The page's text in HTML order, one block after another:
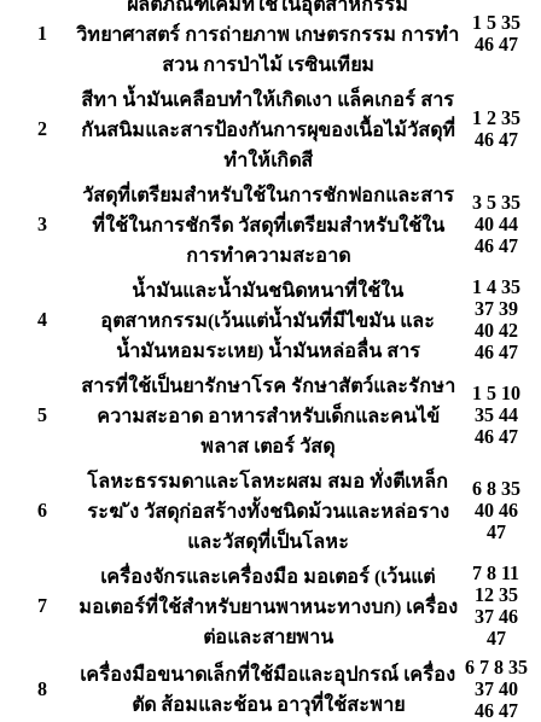
1
วิทยาศาสตร์ การถ่ายภาพ เกษตรกรรม การทำ
สวน การป่าไม้ เรซินเทียม
1 5 35
46 47
2
สีทา น้ำมันเคลือบทำให้เกิดเงา แล็คเกอร์ สาร
กันสนิมและสารป้องกันการผุของเนื้อไม้วัสดุที่
ทำให้เกิดสี
1 2 35
46 47
3
วัสดุที่เตรียมสำหรับใช้ในการชักฟอกและสาร
ที่ใช้ในการชักรีด วัสดุที่เตรียมสำหรับใช้ใน
การทำความสะอาด
3 5 35
40 44
46 47
4
น้ำมันและน้ำมันชนิดหนาที่ใช้ใน
อุตสาหกรรม(เว้นแต่น้ำมันที่มีไขมัน และ
น้ำมันหอมระเหย) น้ำมันหล่อลื่น สาร
1 4 35
37 39
40 42
46 47
5
สารที่ใช้เป็นยารักษาโรค รักษาสัตว์และรักษา
ความสะอาด อาหารสำหรับเด็กและคนไข้
พลาส เตอร์ วัสดุ
1 5 10
35 44
46 47
6
โลหะธรรมดาและโลหะผสม สมอ ทั่งตีเหล็ก
ระฆ ัง วัสดุก่อสร้างทั้งชนิดม้วนและหล่อราง
และวัสดุที่เป็นโลหะ
6 8 35
40 46
47
7
เครื่องจักรและเครื่องมือ มอเตอร์ (เว้นแต่
มอเตอร์ที่ใช้สำหรับยานพาหนะทางบก) เครื่อง
ต่อและสายพาน
7 8 11
12 35
37 46
47
8
เครื่องมือขนาดเล็กที่ใช้มือและอุปกรณ์ เครื่อง
ตัด ส้อมและช้อน อาวุที่ใช้สะพาย
6 7 8 35
37 40
46 47